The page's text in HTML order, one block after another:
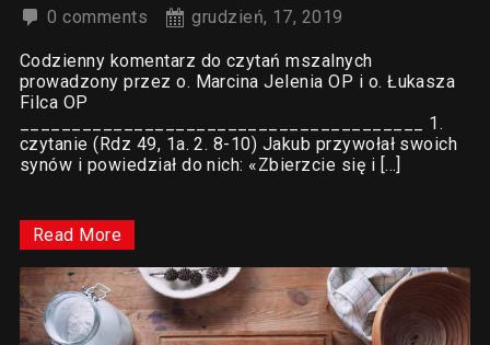
0 comments grudzień, 17, 2019
Codzienny komentarz do czytań mszalnych
prowadzony przez o. Marcina Jelenia OP i o. Łukasza
Filca OP
_______________________________________ 1.
czytanie (Rdz 49, 1a. 2. 8-10) Jakub przywołał swoich
synów i powiedział do nich: «Zbierzcie się i […]
Read More